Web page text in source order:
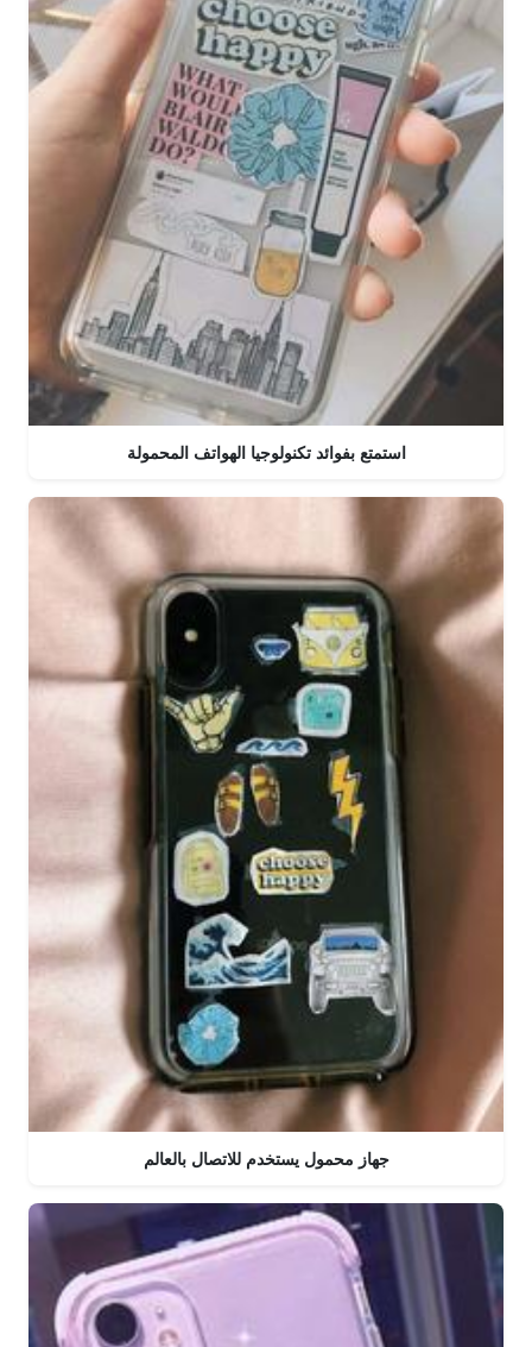
استمتع بفوائد تكنولوجيا الهواتف المحمولة
جهاز محمول يستخدم للاتصال بالعالم